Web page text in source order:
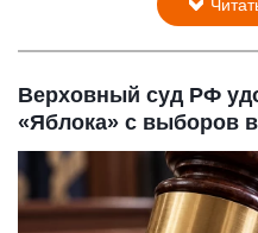
Верховный суд РФ
«Яблока» с выборов